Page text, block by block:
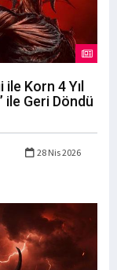
Korn 4 Yıl
ile Geri Döndü
28 Nis 2026